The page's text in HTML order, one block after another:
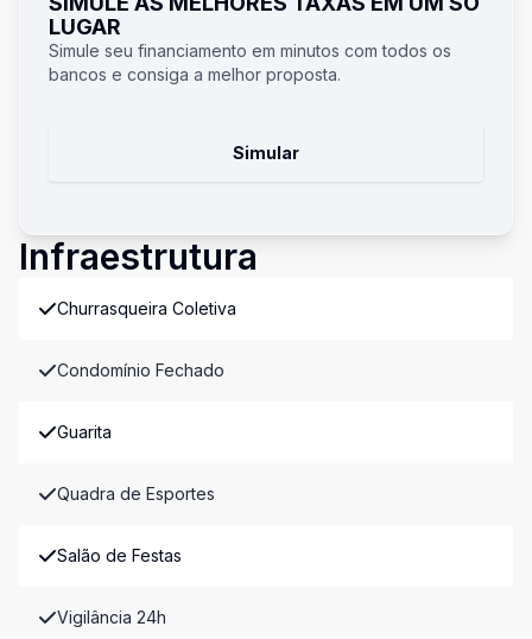
LUGAR
Simule seu financiamento em minutos com todos os
bancos e consiga a melhor proposta.
Simular
Infraestrutura
Churrasqueira Coletiva
Condomínio Fechado
Guarita
Quadra de Esportes
Salão de Festas
Vigilância 24h